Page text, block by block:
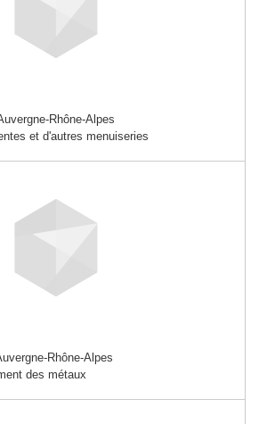
Rhône-Alpes
et d'autres menuiseries
Rhône-Alpes
des métaux